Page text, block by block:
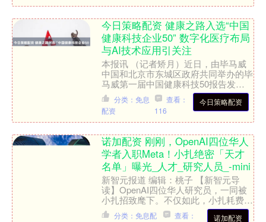
今日策略配资 健康之路入选“中国
健康科技企业50” 数字化医疗布局
与AI技术应用引关注
本报讯 （记者矫月）近日，由毕马威
中国和北京市东城区政府共同举办的毕
马威第一届中国健康科技50报告发布
会暨榜单颁奖典礼在北京环球贸易中心
举行。国际知名专业服务机....今日策略配资
分类：免息
配资
查看：
116
诺加配资 刚刚，OpenAI四位华人
学者入职Meta！小扎绝密「天才
名单」曝光_人才_研究人员_-mini
新智元报道 编辑：桃子 【新智元导
读】OpenAI四位华人研究员，一同被
小扎招致麾下。不仅如此，小扎耗费数
月，创建了一个绝密「天才名单」曝
诺加配资
分类：免息配
查看：